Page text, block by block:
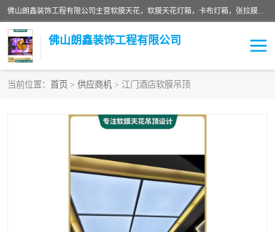
佛山朗鑫装饰工程有限公司主营软膜天花，软膜天花灯箱，卡布灯箱，张拉膜等产品，价格实惠，支持定制；公司专业装饰铺面，家居，会展特装，软膜等工程，技能精良人员，安装快、价格合理，质量保证、热诚与各方有识人士合作，欢迎新老客户来电咨询。
佛山朗鑫装饰工程有限公司
当前位置： 首页 > 供应商机 > 江门酒店软膜吊顶